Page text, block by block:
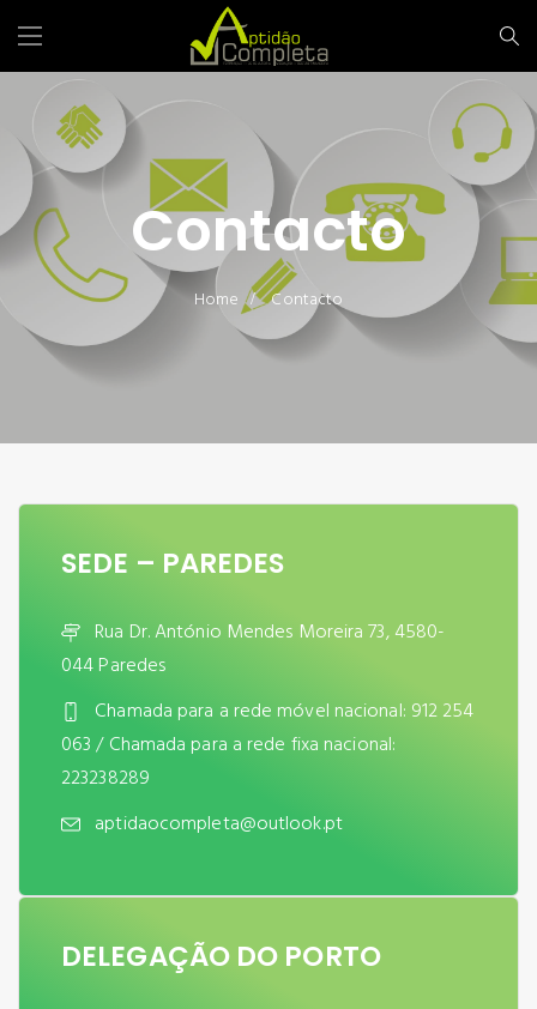
Contacto
Home Contacto
SEDE – PAREDES
Rua Dr. António Mendes Moreira 73, 4580-
044 Paredes
Chamada para a rede móvel nacional: 912 254
063 / Chamada para a rede fixa nacional:
223238289
aptidaocompleta@outlook.pt
DELEGAÇÃO DO PORTO